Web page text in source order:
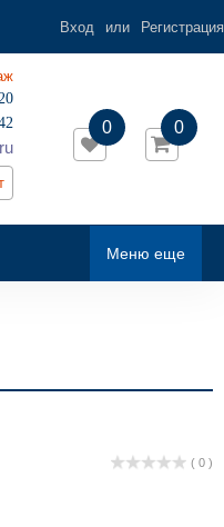
Вход или Регистрация
0
0
Меню еще
( 0 )